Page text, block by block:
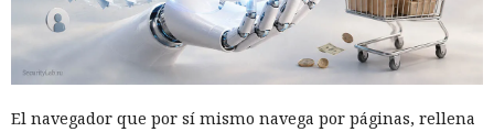
El navegador que por sí mismo navega por páginas, rellena